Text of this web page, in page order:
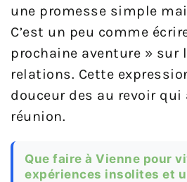
une promesse simple
C’est un peu comme
prochaine aventure » sur
relations. Cette
douceur des au revoir
réunion.
Que faire à Vienne pour
expériences insolites et